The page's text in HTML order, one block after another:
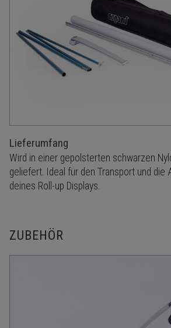
Lieferumfang
Wird in einer gepolsterten schwarzen
geliefert. Ideal für den Transport und die
deines Roll-up Displays.
ZUBEHÖR